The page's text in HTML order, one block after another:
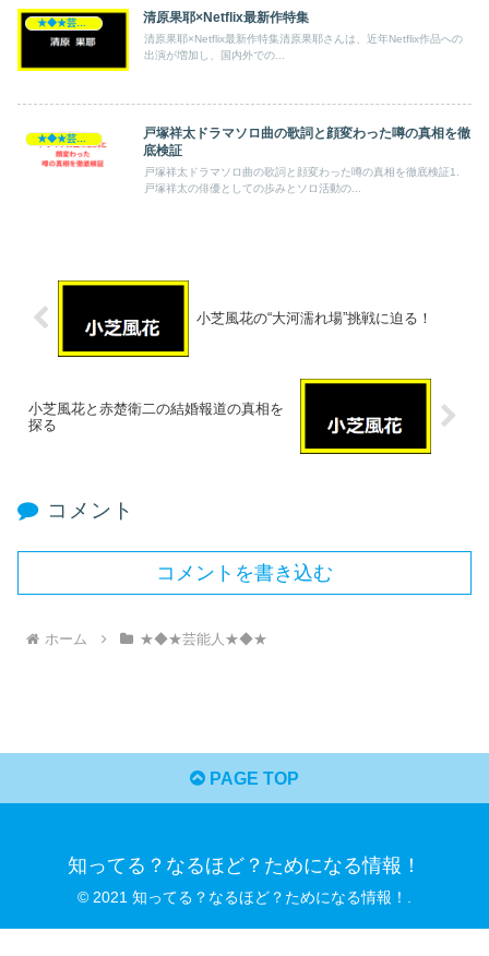
清原果耶×Netflix最新作特集
清原果耶×Netflix最新作特集清原果耶さんは、近年Netflix作品への
出演が増加し、国内外での...
戸塚祥太ドラマソロ曲の歌詞と顔変わった噂の真相を徹
底検証
戸塚祥太ドラマソロ曲の歌詞と顔変わった噂の真相を徹底検証1.
戸塚祥太の俳優としての歩みとソロ活動の...
小芝風花の“大河濡れ場”挑戦に迫る！
小芝風花と赤楚衛二の結婚報道の真相を
探る
コメント
コメントを書き込む
ホーム ★◆★芸能人★◆★
PAGE TOP
知ってる？なるほど？ためになる情報！
© 2021 知ってる？なるほど？ためになる情報！.